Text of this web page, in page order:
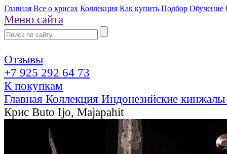
Главная Все о крисах Коллекция Как купить Подбор Обучение
Меню сайта
Отзывы
+7 925 292 64 73
К покупкам
Главная Коллекция Индонезийские
Крис Buto Ijo, Majapahit